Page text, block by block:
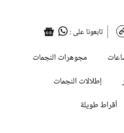
تابعونا على :
مجوهرات النجمات
إطلالات النجمات
أقراط طويلة